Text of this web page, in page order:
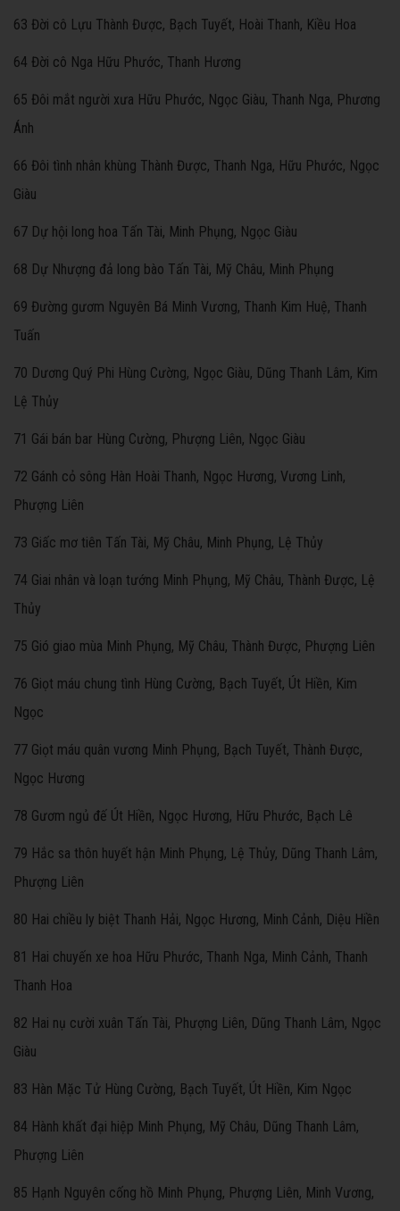
63 Đời cô Lựu Thành Được, Bạch Tuyết, Hoài Thanh, Kiều Hoa
64 Đời cô Nga Hữu Phước, Thanh Hương
65 Đôi mắt người xưa Hữu Phước, Ngọc Giàu, Thanh Nga, Phương
Ánh
66 Đôi tình nhân khùng Thành Được, Thanh Nga, Hữu Phước, Ngọc
Giàu
67 Dự hội long hoa Tấn Tài, Minh Phụng, Ngọc Giàu
68 Dự Nhượng đả long bào Tấn Tài, Mỹ Châu, Minh Phụng
69 Đường gươm Nguyên Bá Minh Vương, Thanh Kim Huệ, Thanh
Tuấn
70 Dương Quý Phi Hùng Cường, Ngọc Giàu, Dũng Thanh Lâm, Kim
Lệ Thủy
71 Gái bán bar Hùng Cường, Phượng Liên, Ngọc Giàu
72 Gánh cỏ sông Hàn Hoài Thanh, Ngọc Hương, Vương Linh,
Phượng Liên
73 Giấc mơ tiên Tấn Tài, Mỹ Châu, Minh Phụng, Lệ Thủy
74 Giai nhân và loạn tướng Minh Phụng, Mỹ Châu, Thành Được, Lệ
Thủy
75 Gió giao mùa Minh Phụng, Mỹ Châu, Thành Được, Phượng Liên
76 Giọt máu chung tình Hùng Cường, Bạch Tuyết, Út Hiền, Kim
Ngọc
77 Giọt máu quân vương Minh Phụng, Bạch Tuyết, Thành Được,
Ngọc Hương
78 Gươm ngủ đế Út Hiền, Ngọc Hương, Hữu Phước, Bạch Lê
79 Hắc sa thôn huyết hận Minh Phụng, Lệ Thủy, Dũng Thanh Lâm,
Phượng Liên
80 Hai chiều ly biệt Thanh Hải, Ngọc Hương, Minh Cảnh, Diệu Hiền
81 Hai chuyến xe hoa Hữu Phước, Thanh Nga, Minh Cảnh, Thanh
Thanh Hoa
82 Hai nụ cười xuân Tấn Tài, Phượng Liên, Dũng Thanh Lâm, Ngọc
Giàu
83 Hàn Mặc Tử Hùng Cường, Bạch Tuyết, Út Hiền, Kim Ngọc
84 Hành khất đại hiệp Minh Phụng, Mỹ Châu, Dũng Thanh Lâm,
Phượng Liên
85 Hạnh Nguyên cống hồ Minh Phụng, Phượng Liên, Minh Vương,